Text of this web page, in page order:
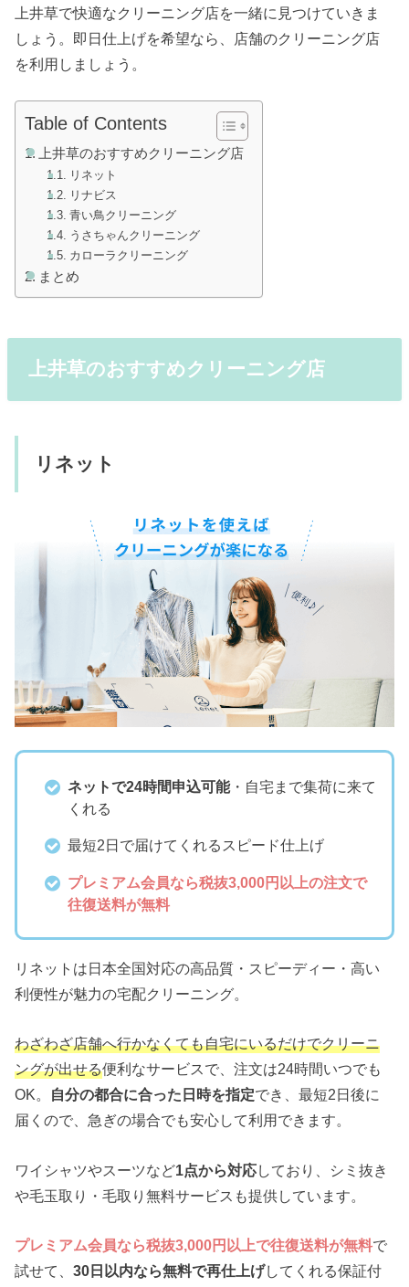
上井草で快適なクリーニング店を一緒に見つけていきま
しょう。即日仕上げを希望なら、店舗のクリーニング店
を利用しましょう。
Table of Contents
上井草のおすすめクリーニング店
リネット
リナビス
青い鳥クリーニング
うさちゃんクリーニング
カローラクリーニング
まとめ
上井草のおすすめクリーニング店
リネット
ネットで24時間申込可能・自宅まで集荷に来て
くれる
最短2日で届けてくれるスピード仕上げ
プレミアム会員なら税抜3,000円以上の注文で
往復送料が無料
リネットは日本全国対応の高品質・スピーディー・高い
利便性が魅力の宅配クリーニング。
わざわざ店舗へ行かなくても自宅にいるだけでクリーニ
ングが出せる便利なサービスで、注文は24時間いつでも
OK。 自分の都合に合った日時を指定でき、最短2日後に
届くので、急ぎの場合でも安心して利用できます。
ワイシャツやスーツなど1点から対応しており、シミ抜き
や毛玉取り・毛取り無料サービスも提供しています。
プレミアム会員なら税抜3,000円以上で往復送料が無料で
試せて、30日以内なら無料で再仕上げしてくれる保証付